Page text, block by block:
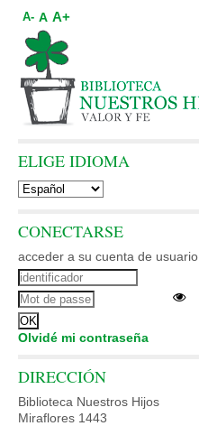
A- A A+
ELIGE IDIOMA
CONECTARSE
acceder a su cuenta de usuario
Olvidé mi contraseña
DIRECCIÓN
Biblioteca Nuestros Hijos
Miraflores 1443